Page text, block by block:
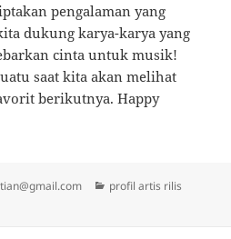
pengalaman yang
dukung karya-karya yang
cinta untuk musik!
saat kita akan melihat
berikutnya. Happy
Categories
profil artis rilis